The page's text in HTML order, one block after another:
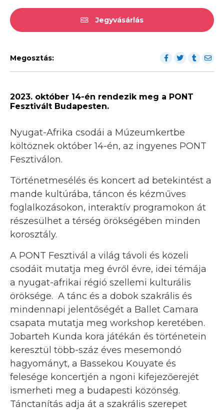
Jegyvásárlás
Megosztás:
2023. október 14-én rendezik meg a PONT
Fesztivált Budapesten.
Nyugat-Afrika csodái a Múzeumkertbe
költöznek október 14-én, az ingyenes PONT
Fesztiválon.
Történetmesélés és koncert ad betekintést a
mande kultúrába, táncon és kézműves
foglalkozásokon, interaktív programokon át
részesülhet a térség örökségében minden
korosztály.
A PONT Fesztivál a világ távoli és közeli
csodáit mutatja meg évről évre, idei témája
a nyugat-afrikai régió szellemi kulturális
öröksége. A tánc és a dobok szakrális és
mindennapi jelentőségét a Ballet Camara
csapata mutatja meg workshop keretében.
Jobarteh Kunda kora játékán és történetein
keresztül több-száz éves mesemondó
hagyományt, a Bassekou Kouyate és
felesége koncertjén a ngoni kifejezőerejét
ismerheti meg a budapesti közönség.
Tánctanítás adja át a szakrális szerepet